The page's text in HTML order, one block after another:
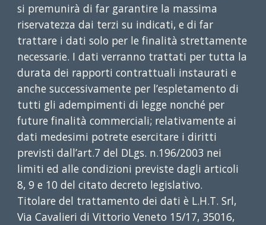
si premunirà di far garantire la massima
riservatezza dai terzi su indicati, e di far
trattare i dati solo per le finalità strettamente
necessarie. I dati verranno trattati per tutta la
durata dei rapporti contrattuali instaurati e
anche successivamente per l’espletamento di
tutti gli adempimenti di legge nonché per
future finalità commerciali; relativamente ai
dati medesimi potrete esercitare i diritti
previsti dall’art.7 del DLgs. n.196/2003 nei
limiti ed alle condizioni previste dagli articoli
8, 9 e 10 del citato decreto legislativo.
Titolare del trattamento dei dati è L.H.T. Srl,
Via Cavalieri di Vittorio Veneto 15/17, 35016,